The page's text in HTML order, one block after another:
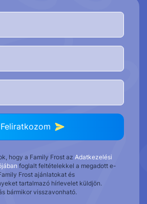
Feliratkozom
hogy a Family Frost az Adatkezelési
foglalt feltételekkel a megadott e-
Frost ajánlatokat és
tartalmazó hírlevelet küldjön.
bármikor visszavonható.